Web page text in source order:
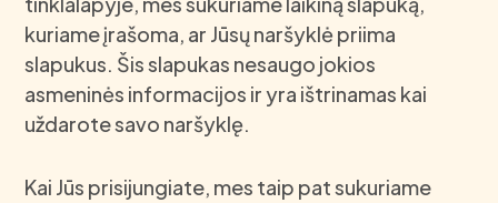
kuriame įrašoma, ar Jūsų naršyklė priima
slapukus. Šis slapukas nesaugo jokios
asmeninės informacijos ir yra ištrinamas kai
uždarote savo naršyklę.
Kai Jūs prisijungiate, mes taip pat sukuriame